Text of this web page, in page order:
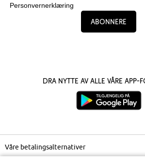
Personvernerklæring
Abonnere
Dra nytte av alle våre
Våre betalingsalternativer